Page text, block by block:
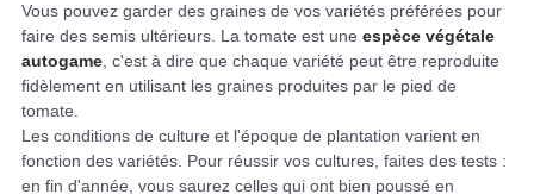
Vous pouvez garder des graines de vos variétés préférées pour
faire des semis ultérieurs. La tomate est une espèce végétale
autogame, c'est à dire que chaque variété peut être reproduite
fidèlement en utilisant les graines produites par le pied de
tomate.
Les conditions de culture et l'époque de plantation varient en
fonction des variétés. Pour réussir vos cultures, faites des tests :
en fin d'année, vous saurez celles qui ont bien poussé en